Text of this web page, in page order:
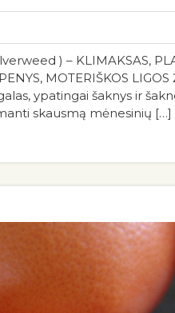
) – KLIMAKSAS,
MOTERIŠKOS
ypatingai šaknys ir
skausmą mėnesinių […]